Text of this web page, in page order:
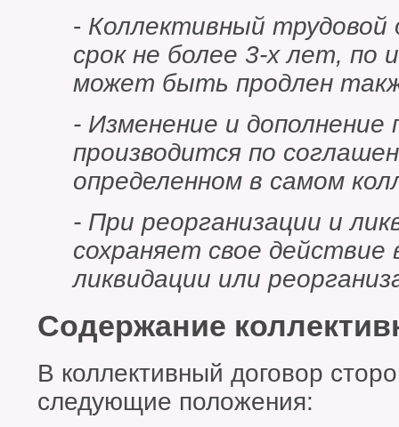
- Коллективный трудовой
срок не более 3-х лет, по
может быть продлен
- Изменение и дополнение
производится по
определенном в самом
- При реорганизации и
сохраняет свое действие
ликвидации или
Содержание
В коллективный договор
следующие положения: